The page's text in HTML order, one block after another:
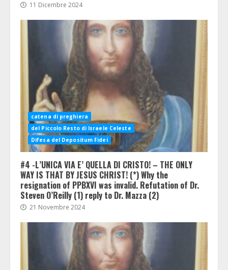
11 Dicembre 2024
catena di preghiera
del Piccolo Resto di Israele Celeste
Difesa del Depositum Fidei
#4 -L’UNICA VIA E’ QUELLA DI CRISTO! – THE ONLY
WAY IS THAT BY JESUS CHRIST! (*) Why the
resignation of PPBXVI was invalid. Refutation of Dr.
Steven O’Reilly (1) reply to Dr. Mazza (2)
21 Novembre 2024